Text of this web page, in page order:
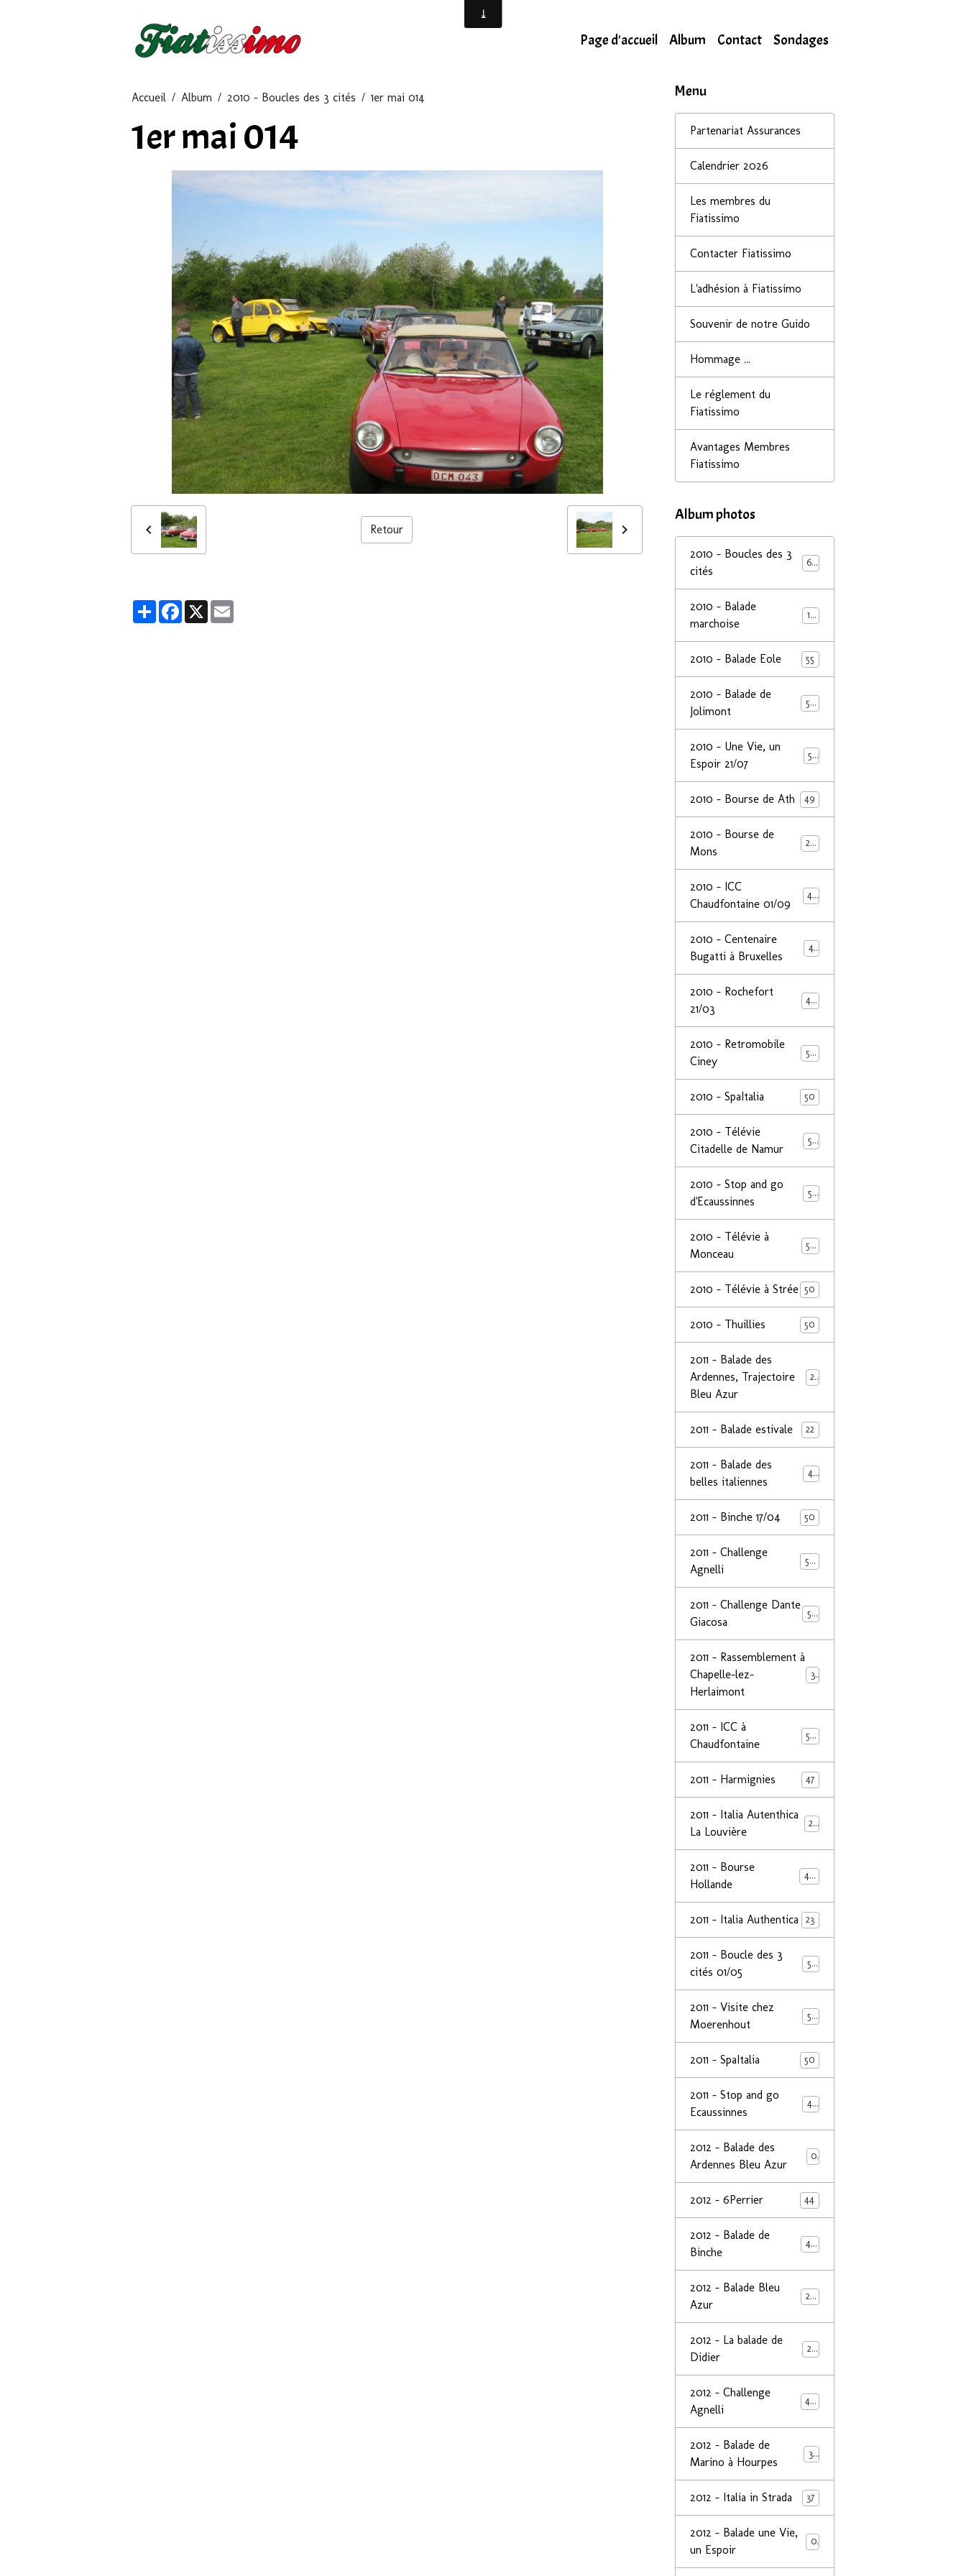
Page d'accueil Album Contact Sondages
Accueil Album 2010 - Boucles des 3 cités 1er mai 014
1er mai 014
Retour
PartagerFacebook
X
Menu
Partenariat Assurances
Calendrier 2026
Les membres du
Fiatissimo
Contacter Fiatissimo
L'adhésion à Fiatissimo
Souvenir de notre Guido
Hommage ...
Le réglement du
Fiatissimo
Avantages Membres
Fiatissimo
Album photos
2010 - Boucles des 3
cités
68
2010 - Balade
marchoise
14
2010 - Balade Eole 55
2010 - Balade de
Jolimont
50
2010 - Une Vie, un
Espoir 21/07
53
2010 - Bourse de Ath 49
2010 - Bourse de
Mons
29
2010 - ICC
Chaudfontaine 01/09
44
2010 - Centenaire
Bugatti à Bruxelles
44
2010 - Rochefort
21/03
47
2010 - Retromobile
Ciney
50
2010 - SpaItalia 50
2010 - Télévie
Citadelle de Namur
50
2010 - Stop and go
d'Ecaussinnes
50
2010 - Télévie à
Monceau
50
2010 - Télévie à Strée 50
2010 - Thuillies 50
2011 - Balade des
Ardennes, Trajectoire
Bleu Azur
24
2011 - Balade estivale 22
2011 - Balade des
belles italiennes
49
2011 - Binche 17/04 50
2011 - Challenge
Agnelli
50
2011 - Challenge Dante
Giacosa
50
2011 - Rassemblement à
Chapelle-lez-
Herlaimont
32
2011 - ICC à
Chaudfontaine
50
2011 - Harmignies 47
2011 - Italia Autenthica
La Louvière
23
2011 - Bourse
Hollande
40
2011 - Italia Authentica 23
2011 - Boucle des 3
cités 01/05
50
2011 - Visite chez
Moerenhout
50
2011 - SpaItalia 50
2011 - Stop and go
Ecaussinnes
44
2012 - Balade des
Ardennes Bleu Azur
0
2012 - 6Perrier 44
2012 - Balade de
Binche
48
2012 - Balade Bleu
Azur
26
2012 - La balade de
Didier
25
2012 - Challenge
Agnelli
44
2012 - Balade de
Marino à Hourpes
39
2012 - Italia in Strada 37
2012 - Balade une Vie,
un Espoir
0